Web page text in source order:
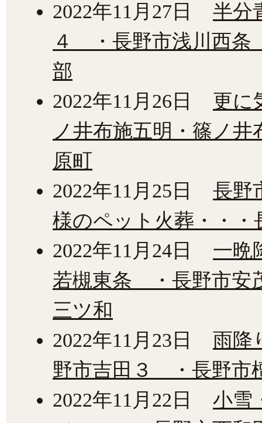
2022年11月27日
半分
４ ・長野市浅川西
部
2022年11月26日
更に
ノ井布施五明・篠ノ
原町
2022年11月25日
長野
様のペット火葬・・・
2022年11月24日
一晩
若槻東条 ・長野市
三ツ和
2022年11月23日
雨降
野市吉田３ ・長野市
2022年11月22日
小雪